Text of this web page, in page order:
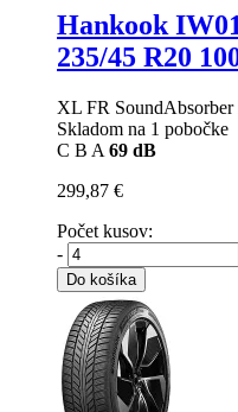
Hankook
235/45 R20
XL FR
Skladom na 1 pobočke
C B A 69 dB
299,87 €
Počet kusov:
-
Do košíka